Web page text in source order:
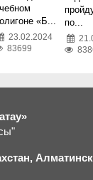
«Б...
23.02.2024
83699
по...